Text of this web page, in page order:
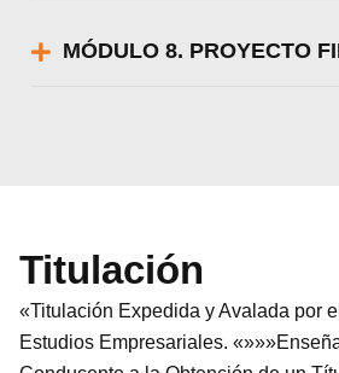
MÓDULO 8. PROYECTO
Titulación
«Titulación Expedida y Avalada por
Estudios Empresariales.